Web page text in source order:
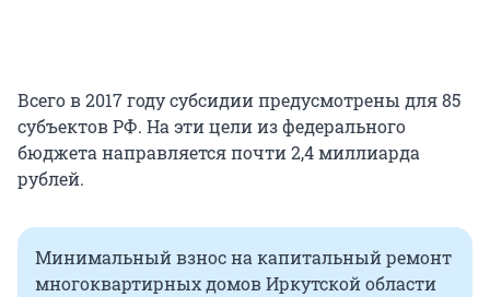
Всего в 2017 году субсидии предусмотрены для 85
субъектов РФ. На эти цели из федерального
бюджета направляется почти 2,4 миллиарда
рублей.
Минимальный взнос на капитальный ремонт
многоквартирных домов Иркутской области